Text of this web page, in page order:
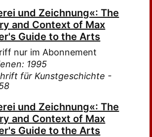
und Zeichnung«: The
and Context of Max
Guide to the Arts
nur im Abonnement
1995
für Kunstgeschichte -
und Zeichnung«: The
and Context of Max
Guide to the Arts